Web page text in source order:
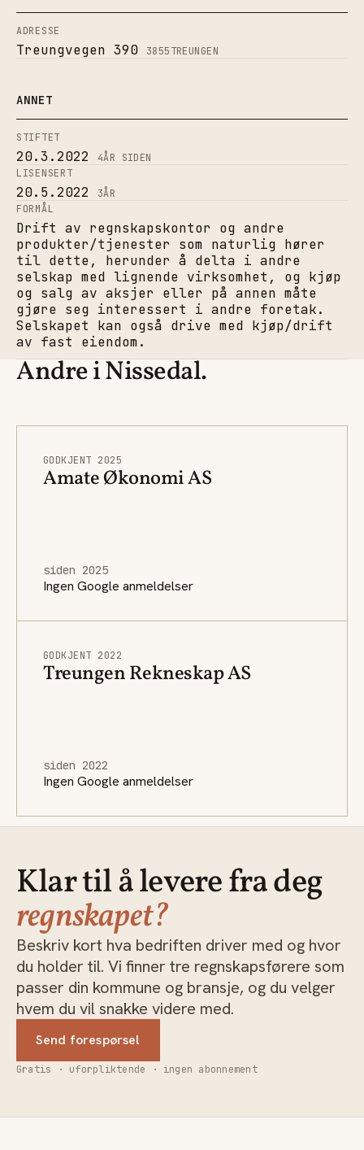
ADRESSE
Treungvegen 390 3855TREUNGEN
ANNET
STIFTET
20.3.2022 4ÅR SIDEN
LISENSERT
20.5.2022 3ÅR
FORMÅL
Drift av regnskapskontor og andre
produkter/tjenester som naturlig hører
til dette, herunder å delta i andre
selskap med lignende virksomhet, og kjøp
og salg av aksjer eller på annen måte
gjøre seg interessert i andre foretak.
Selskapet kan også drive med kjøp/drift
av fast eiendom.
Andre i Nissedal.
GODKJENT 2025
Amate Økonomi AS
siden 2025
Ingen Google anmeldelser
GODKJENT 2022
Treungen Rekneskap AS
siden 2022
Ingen Google anmeldelser
Klar til å levere fra deg
regnskapet?
Beskriv kort hva bedriften driver med og hvor
du holder til. Vi finner tre regnskapsførere som
passer din kommune og bransje, og du velger
hvem du vil snakke videre med.
Send forespørsel
Gratis · uforpliktende · ingen abonnement